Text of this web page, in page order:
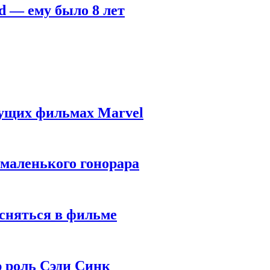
— ему было 8 лет
фильмах Marvel
гонорара
в фильме
роль Сэди Синк